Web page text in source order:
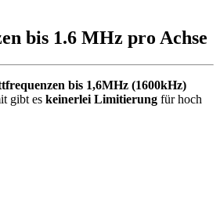
bis 1.6 MHz pro Achse
bis 1,6MHz (1600kHz)
gibt es keinerlei Limitierung für hoch